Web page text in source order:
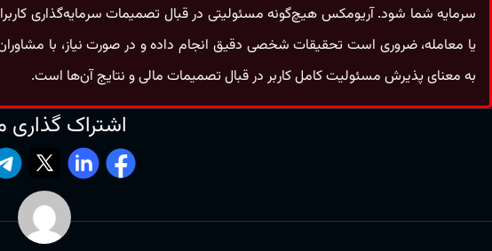
سرمایه شما شود. آریومکس هیچ‌گونه مسئولیتی در قبال تصمیمات سرمایه‌گذاری
یا معامله، ضروری است تحقیقات شخصی دقیق انجام داده و در صورت نیاز، با
به معنای پذیرش مسئولیت کامل کاربر در قبال تصمیمات مالی و نتایج آن‌ها است.
اشتراک گذاری